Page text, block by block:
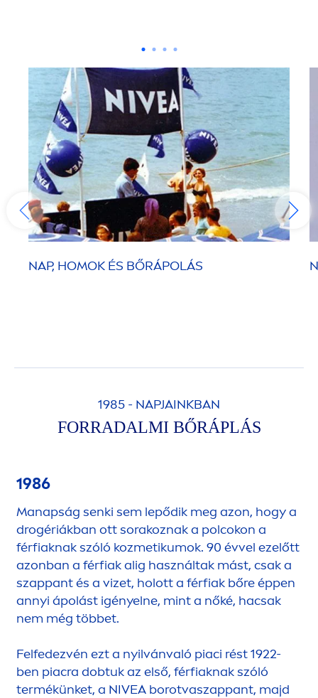
NAP, HOMOK ÉS BŐRÁPOLÁS
1985 - NAPJAINKBAN
FORRADALMI BŐRÁPLÁS
1986
Manapság senki sem lepődik meg azon, hogy a
drogériákban ott sorakoznak a polcokon a
férfiaknak szóló kozmetikumok. 90 évvel ezelőtt
azonban a férfiak alig használtak mást, csak a
szappant és a vizet, holott a férfiak bőre éppen
annyi ápolást igényelne, mint a nőké, hacsak
nem még többet.
Felfedezvén ezt a nyilvánvaló piaci rést 1922-
ben piacra dobtuk az első, férfiaknak szóló
termékünket, a NIVEA borotvaszappant, majd